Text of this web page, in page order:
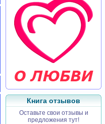
Книга отзывов
Оставьте свои отзывы и
предложения тут!